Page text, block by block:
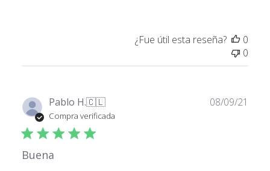
¿Fue útil esta reseña?
0
0
Pablo H.🇨🇱
Compra verificada
Buena
08/09/21